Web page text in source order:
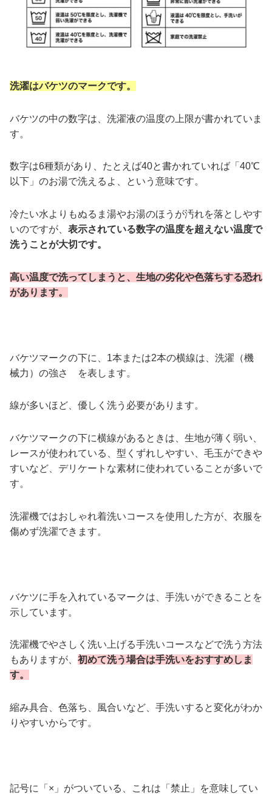
洗濯はバケツのマークです。
バケツの中の数字は、洗濯液の温度の上限が書かれていま
す。
数字は6種類があり、たとえば40と書かれていれば「40℃
以下」のお湯で洗えるよ、という意味です。
冷たい水よりもぬるま湯やお湯のほうが汚れを落としやす
いのですが、 表示されている数字の温度を超えない温度で
洗うことが大切です。
高い温度で洗ってしまうと、生地の劣化や色落ちする恐れ
があります。
バケツマークの下に、1本または2本の横線は、洗濯（機
械力）の強さ を表します。
線が多いほど、優しく洗う必要があります。
バケツマークの下に横線があるときは、生地が薄く弱い、
レースが使われている、型くずれしやすい、毛玉ができや
すいなど、デリケートな素材に使われていることが多いで
す。
洗濯機ではおしゃれ着洗いコースを使用した方が、衣服を
傷めず洗濯できます。
バケツに手を入れているマークは、手洗いができることを
示しています。
洗濯機でやさしく洗い上げる手洗いコースなどで洗う方法
もありますが、 初めて洗う場合は手洗いをおすすめしま
す。
縮み具合、色落ち、風合いなど、手洗いすると変化がわか
りやすいからです。
記号に「×」がついている、これは「禁止」を意味してい